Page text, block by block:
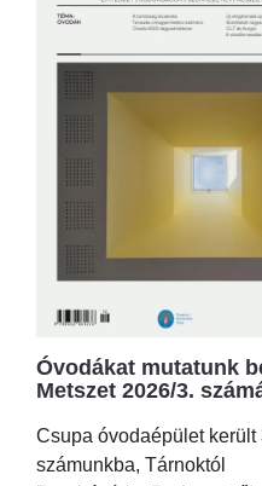
Óvodákat mutatunk
Metszet 2026/3.
Csupa óvodaépület került
számunkba, Tárnoktól